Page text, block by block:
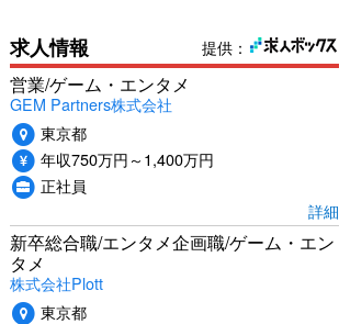
提供：
求人情報
営業/ゲーム・エンタメ
GEM Partners株式会社
東京都
年収750万円～1,400万円
正社員
詳細
新卒総合職/エンタメ企画職/ゲーム・エン
タメ
株式会社Plott
東京都